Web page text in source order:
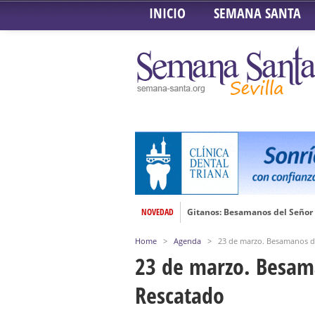
INICIO SEMANA SANTA
NOVEDAD
Gitanos: Besamanos del
Misa Solemne en honor a
Solemne Triduo a la Virgen de
Home > Agenda > 23 de marzo. Besamanos
23 de marzo.
Rescatado